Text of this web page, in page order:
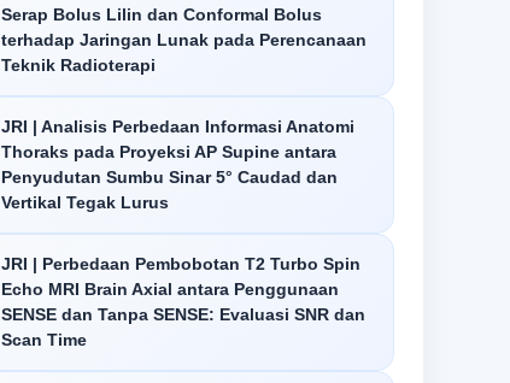
Serap Bolus Lilin dan Conformal Bolus
terhadap Jaringan Lunak pada Perencanaan
Teknik Radioterapi
JRI | Analisis Perbedaan Informasi Anatomi
Thoraks pada Proyeksi AP Supine antara
Penyudutan Sumbu Sinar 5° Caudad dan
Vertikal Tegak Lurus
JRI | Perbedaan Pembobotan T2 Turbo Spin
Echo MRI Brain Axial antara Penggunaan
SENSE dan Tanpa SENSE: Evaluasi SNR dan
Scan Time